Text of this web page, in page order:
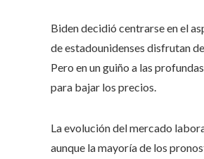
Biden decidió centrarse en el
de estadounidenses disfrutan
Pero en un guiño a las
para bajar los precios.
La evolución del mercado
aunque la mayoría de los